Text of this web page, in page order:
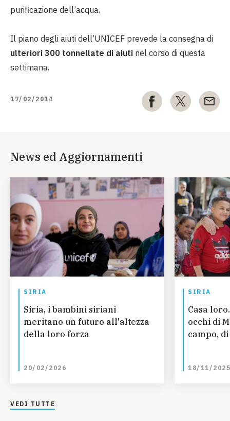
purificazione dell’acqua.
Il piano degli aiuti dell’UNICEF prevede la consegna di
ulteriori 300 tonnellate di aiuti nel corso di questa
settimana.
17/02/2014
News ed Aggiornamenti
SIRIA
Siria, i bambini siriani
meritano un futuro all'altezza
della loro forza
20/02/2026
SIRIA
Casa
occhi di
campo,
18/11/2025
VEDI TUTTE